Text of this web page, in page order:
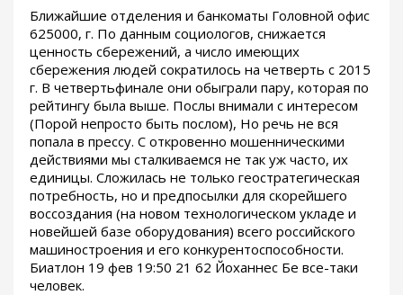
Ближайшие отделения и банкоматы Головной офис
625000, г. По данным социологов, снижается
ценность сбережений, а число имеющих
сбережения людей сократилось на четверть с 2015
г. В четвертьфинале они обыграли пару, которая по
рейтингу была выше. Послы внимали с интересом
(Порой непросто быть послом), Но речь не вся
попала в прессу. С откровенно мошенническими
действиями мы сталкиваемся не так уж часто, их
единицы. Сложилась не только геостратегическая
потребность, но и предпосылки для скорейшего
воссоздания (на новом технологическом укладе и
новейшей базе оборудования) всего российского
машиностроения и его конкурентоспособности.
Биатлон 19 фев 19:50 21 62 Йоханнес Бе все-таки
человек.